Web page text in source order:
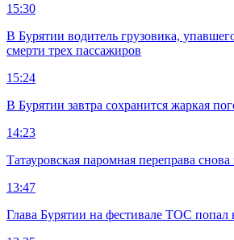
15:30
В Бурятии водитель грузовика,
смерти трех пассажиров
15:24
В Бурятии завтра сохранится жаркая
14:23
Татауровская паромная переправа снова
13:47
Глава Бурятии на фестивале ТОС попал